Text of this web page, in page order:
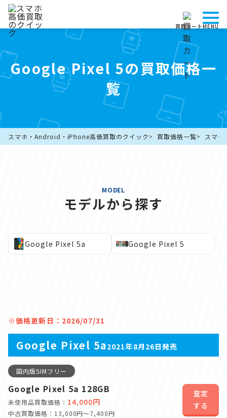
買取カートMENU
Google Pixel 5の買取価格一
覧
スマホ・Android・iPhone高価買取のクイック 買取価格一覧 スマー
MODEL
モデルから探す
Google Pixel 5a Google Pixel 5
※価格更新日：2026/07/31
Google Pixel 5a 2021年8月26日発売
国内版SIMフリー
Google Pixel 5a 128GB
未使用品買取価格： 14,000円
中古買取価格：13,000円～7,400円
査定
する